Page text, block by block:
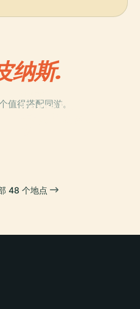
纳斯.
得搭配同游。
Torre Do
PLACE
48 个地点